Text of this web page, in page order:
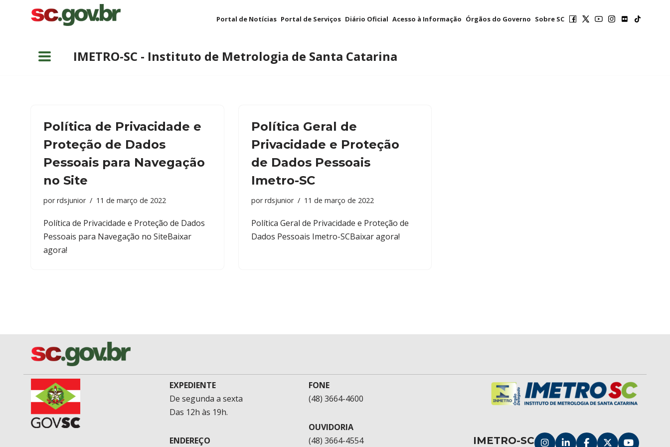
Portal de Notícias Portal de Serviços Diário Oficial Acesso à Informação Órgãos do Governo Sobre SC
IMETRO-SC - Instituto de Metrologia de Santa Catarina
Política de Privacidade e
Proteção de Dados
Pessoais para Navegação
no Site
porrdsjunior 11 de março de 2022
Política de Privacidade e Proteção de Dados
Pessoais para Navegação no SiteBaixar
agora!
Política Geral de
Privacidade e Proteção
de Dados Pessoais
Imetro-SC
porrdsjunior 11 de março de 2022
Política Geral de Privacidade e Proteção de
Dados Pessoais Imetro-SCBaixar agora!
EXPEDIENTE
De segunda a sexta
Das 12h às 19h.
ENDEREÇO
FONE
(48) 3664-4600
OUVIDORIA
(48) 3664-4554
IMETRO-SC